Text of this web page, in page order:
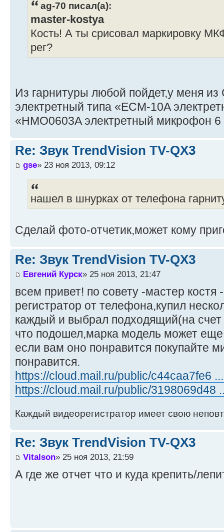
ag-70 писал(а):
master-kostya
Кость! А ты срисовал маркировку
рег?
Из гарнитуры любой пойдет,у меня
электретный типа «ECM-10A
«HMO0603A электретный микрофон
Re: Звук TrendVision TV-QX3
gse» 23 ноя 2013, 09:12
нашел в шнурках от телефона
Сделай фото-отчетик,может кому
Re: Звук TrendVision TV-QX3
Евгений Курск» 25 ноя 2013, 21:47
всем привет! по совету -мастер
регистратор от телефона,купил
каждый и выбрал подходящий(на счет
что подошел,марка модель может
если вам оно понравится покупайте
понравится.
https://cloud.mail.ru/public/c44caa7fe6
https://cloud.mail.ru/public/3198069d48
Каждый видеорегистратор имеет свою
Re: Звук TrendVision TV-QX3
Vitalson» 25 ноя 2013, 21:59
А где же отчет что и куда крепить/